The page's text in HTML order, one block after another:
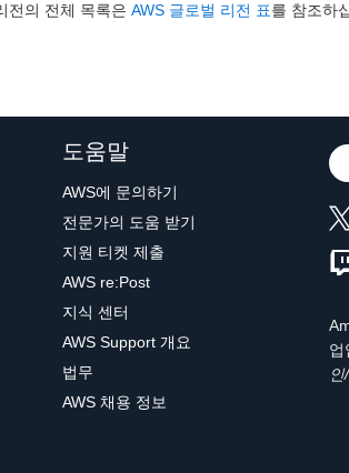
전의 전체 목록은 AWS 글로벌 리전 표를 참조하
도움말
AWS에 문의하기
전문가의 도움 받기
지원 티켓 제출
AWS re:Post
지식 센터
AWS Support 개요
법무
AWS 채용 정보
업